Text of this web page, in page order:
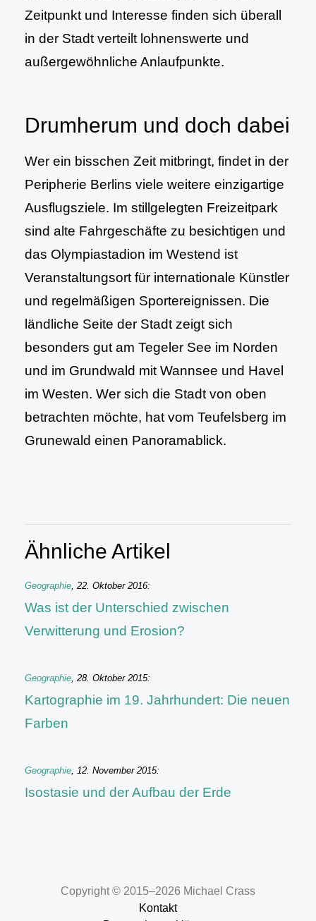
Zeitpunkt und Interesse finden sich überall
in der Stadt verteilt lohnenswerte und
außergewöhnliche Anlaufpunkte.
Drumherum und doch dabei
Wer ein bisschen Zeit mitbringt, findet in der
Peripherie Berlins viele weitere einzigartige
Ausflugsziele. Im stillgelegten Freizeitpark
sind alte Fahrgeschäfte zu besichtigen und
das Olympiastadion im Westend ist
Veranstaltungsort für internationale Künstler
und regelmäßigen Sportereignissen. Die
ländliche Seite der Stadt zeigt sich
besonders gut am Tegeler See im Norden
und im Grundwald mit Wannsee und Havel
im Westen. Wer sich die Stadt von oben
betrachten möchte, hat vom Teufelsberg im
Grunewald einen Panoramablick.
Ähnliche Artikel
Geographie, 22. Oktober 2016:
Was ist der Unterschied zwischen
Verwitterung und Erosion?
Geographie, 28. Oktober 2015:
Kartographie im 19. Jahrhundert: Die neuen
Farben
Geographie, 12. November 2015:
Isostasie und der Aufbau der Erde
Copyright © 2015–2026 Michael Crass
Kontakt